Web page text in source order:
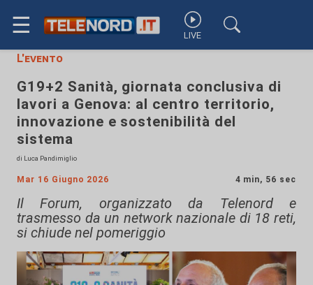
☰ LIVE
L'evento
G19+2 Sanità, giornata conclusiva di
lavori a Genova: al centro territorio,
innovazione e sostenibilità del
sistema
di Luca Pandimiglio
Mar 16 Giugno 2026 4 min, 56 sec
Il Forum, organizzato da Telenord e
trasmesso da un network nazionale di 18 reti,
si chiude nel pomeriggio